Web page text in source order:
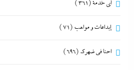
أي خدمة(361)
إبداعات و مواهب (71)
احنا في ضهرك (696)